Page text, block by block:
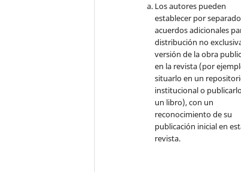
Los autores pueden
establecer por separado
acuerdos adicionales
distribución no
versión de la obra
en la revista (por
situarlo en un
institucional o
un libro), con un
reconocimiento de su
publicación inicial en
revista.